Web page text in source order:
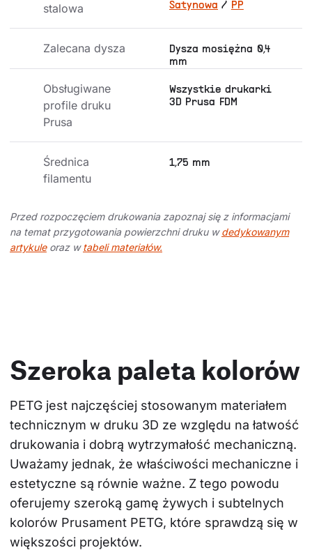
stalowa
Satynowa / PP
Zalecana dysza
Dysza mosiężna 0,4
mm
Obsługiwane
profile druku
Prusa
Wszystkie drukarki
3D Prusa FDM
Średnica
filamentu
1,75 mm
Przed rozpoczęciem drukowania zapoznaj się z informacjami
na temat przygotowania powierzchni druku wdedykowanym
artykuleoraz wtabeli materiałów.
Szeroka paleta kolorów
PETG jest najczęściej stosowanym materiałem
technicznym w druku 3D ze względu na łatwość
drukowania i dobrą wytrzymałość mechaniczną.
Uważamy jednak, że właściwości mechaniczne i
estetyczne są równie ważne. Z tego powodu
oferujemy szeroką gamę żywych i subtelnych
kolorów Prusament PETG, które sprawdzą się w
większości projektów.